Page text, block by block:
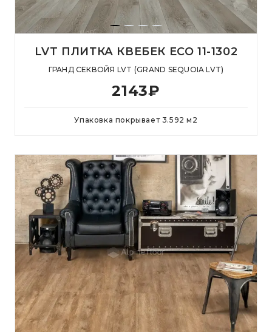
LVT ПЛИТКА КВЕБЕК ECO 11-1302
ГРАНД СЕКВОЙЯ LVT (GRAND SEQUOIA LVT)
2143₽
Упаковка покрывает 3.592 м 2